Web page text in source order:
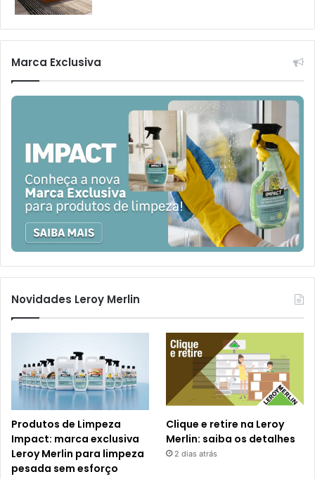
Marca Exclusiva
Novidades Leroy Merlin
Produtos de Limpeza
Impact: marca exclusiva
Leroy Merlin para limpeza
pesada sem esforço
Clique e retire na Leroy
Merlin: saiba os detalhes
2 dias atrás